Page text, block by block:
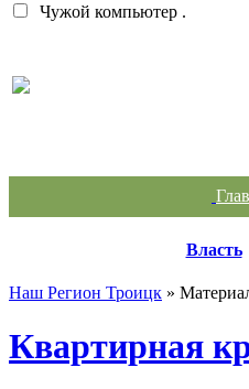
Чужой компьютер .
Власть
Наш Регион Троицк »
Квартирная